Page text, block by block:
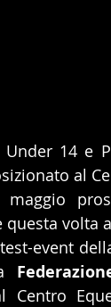
Under 14 e
al
questa volta
event
Centro